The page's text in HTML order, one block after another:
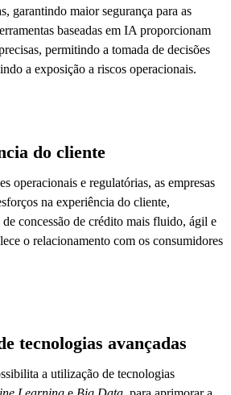
garantindo maior segurança para as
baseadas em IA proporcionam
permitindo a tomada de decisões
a exposição a riscos operacionais.
do cliente
operacionais e regulatórias, as empresas
na experiência do cliente,
concessão de crédito mais fluido, ágil e
o relacionamento com os consumidores
tecnologias avançadas
a utilização de tecnologias